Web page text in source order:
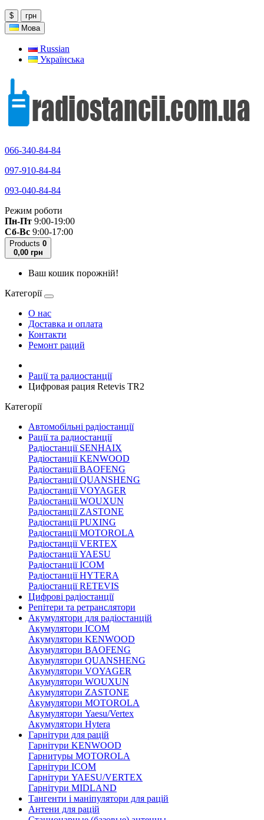
$
грн
Мова
Russian
Українська
066-340-84-84
097-910-84-84
093-040-84-84
Режим роботи
Пн-Пт 9:00-19:00
Сб-Вс 9:00-17:00
Products 0
0,00 грн
Ваш кошик порожній!
Категорії
О нас
Доставка и оплата
Контакти
Ремонт раций
Рації та радиостанції
Цифровая рация Retevis TR2
Категорії
Автомобільні радіостанції
Рації та радиостанції
Радіостанції SENHAIX
Радіостанції KENWOOD
Радіостанції BAOFENG
Радіостанції QUANSHENG
Радіостанції VOYAGER
Радіостанції WOUXUN
Радіостанції ZASTONE
Радіостанції PUXING
Радіостанції MOTOROLA
Радіостанції VERTEX
Радіостанції YAESU
Радіостанції ICOM
Радіостанції HYTERA
Радіостанції RETEVIS
Цифрові радіостанції
Репітери та ретранслятори
Акумулятори для радіостанцій
Акумулятори ICOM
Акумулятори KENWOOD
Акумулятори BAOFENG
Акумулятори QUANSHENG
Акумулятори VOYAGER
Акумулятори WOUXUN
Акумулятори ZASTONE
Акумулятори MOTOROLA
Акумулятори Yaesu/Vertex
Акумулятори Hytera
Гарнітури для рацій
Гарнітури KENWOOD
Гарнитуры MOTOROLA
Гарнітури ICOM
Гарнітури YAESU/VERTEX
Гарнітури MIDLAND
Тангенти і маніпулятори для рацій
Антени для рацій